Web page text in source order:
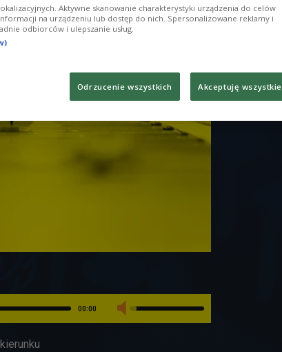
00:00
Aktywne skanowanie charakterystyki urządzenia do celów
na urządzeniu lub dostęp do nich. Spersonalizowane reklamy i
odbiorców i ulepszanie usług.
Odrzucenie wszystkich Akceptuję wszystkie